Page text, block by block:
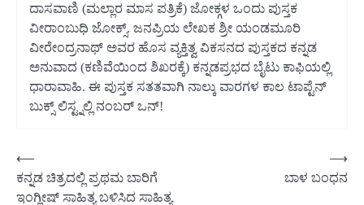
ದಾಸವಾಣಿ (ಮಲ್ಲಾರ ಮಾಸ ಪತ್ರಿಕೆ) ಜೋಕ್ಗಳ ಒಂದು ಪುಸ್ತಕ
ವೀರಾಂಬುಧಿ ಜೋಕ್ಸ್. ಜನಪ್ರಿಯ ಲೇಖಕ ಶ್ರೀ ಯಂಡಮೂರಿ
ವೀರೇಂದ್ರನಾಥ್ ಅವರ ಹೊಸ ವ್ಯಕ್ತಿತ್ವ ವಿಕಸನದ ಪುಸ್ತಕದ ಕನ್ನಡ
ಅನುವಾದ (ಕಣಿವೆಯಿಂದ ಶಿಖರಕ್ಕೆ) ಕನ್ನಡಪ್ರಭದ ಬೈಟು ಕಾಫಿಯಲ್ಲಿ
ಧಾರಾವಾಹಿ. ಈ ಪುಸ್ತಕ ಸತತವಾಗಿ ನಾಲ್ಕು ವಾರಗಳ ಕಾಲ ಟಾಪ್ಟೆನ್
ಬುಕ್ಸ್ ಲಿಸ್ಟ್ನಲ್ಲಿ ನಂಬರ್ ಒನ್!
Post
navigation
⟵
ಕನ್ನಡ ಚಿತ್ರದಲ್ಲಿ ಪ್ರಥಮ ಬಾರಿಗೆ
ಇಂಗ್ಲೀಷ್ ಸಾಹಿತ್ಯ ಬಳಿಸಿದ ಸಾಹಿತ್ಯ
ಬಾಳ ಬಂಧನ
⟶